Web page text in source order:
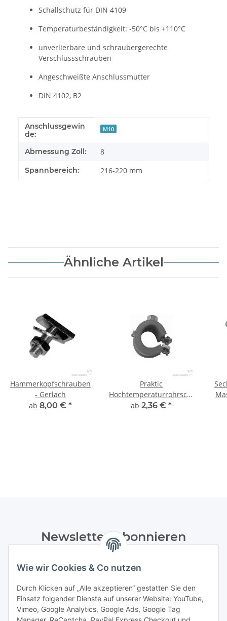
Wie wir Cookies & Co nutzen
Durch Klicken auf „Alle akzeptieren“ gestatten Sie den
Einsatz folgender Dienste auf unserer Website: YouTube,
Vimeo, Google Analytics, Google Ads, Google Tag
Schallschutz für DIN 4109
Temperaturbeständigkeit: -50°C bis +110°C
unverlierbare und schraubergerechte
Verschlussschrauben
Angeschweißte Anschlussmutter
DIN 4102, B2
Produkteigenschaft
Wert
Anschlussgewin
de:
M10
Abmessung Zoll: 8
Spannbereich: 216-220 mm
Ähnliche Artikel
Hammerkopfschrauben
- Gerlach
ab 8,00 € *
Praktic
Hochtemperaturrohrschellen
mit Kippschraube und
ab 2,36 € *
Newsletter Abonnieren
Datenschutzerklärungregelmäßig und jederzeit widerruflich
Abonnieren